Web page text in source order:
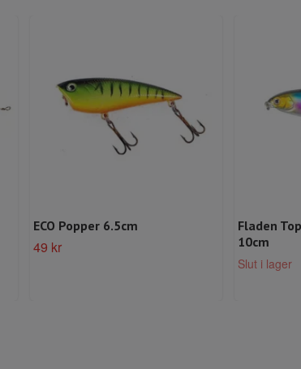
ECO Popper 6.5cm
49 kr
Fladen
10cm
Slut i lager